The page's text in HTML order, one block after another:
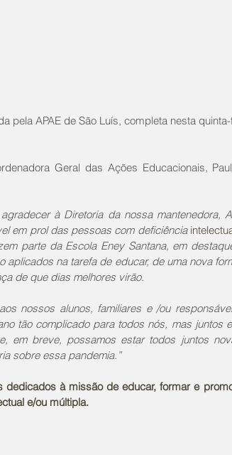
pela APAE de São Luís, completa nesta
Geral das Ações Educacionais,
à Diretoria da nossa mantenedora,
em prol das pessoas com deficiência
parte da Escola Eney Santana, em
aplicados na tarefa de educar, de uma nova
de que dias melhores virão.
nossos alunos, familiares e /ou
tão complicado para todos nós, mas juntos
em breve, possamos estar todos juntos
sobre essa pandemia.”
dedicados à missão de educar, formar e
e/ou múltipla.